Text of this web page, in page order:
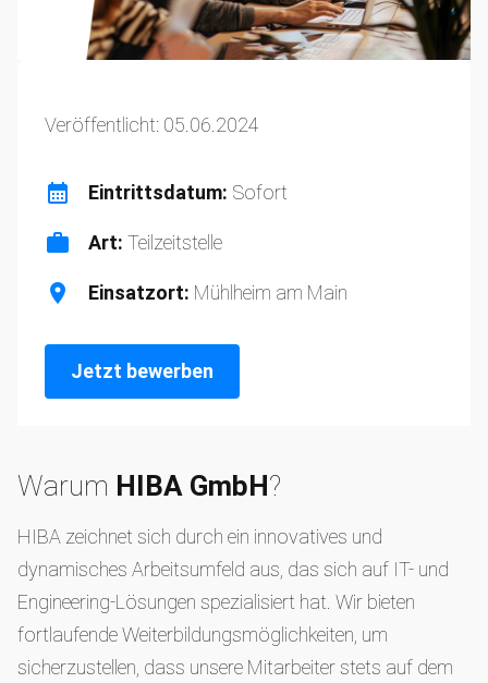
Veröffentlicht: 05.06.2024
Eintrittsdatum: Sofort
Art: Teilzeitstelle
Einsatzort: Mühlheim am Main
Jetzt bewerben
Warum HIBA GmbH?
HIBA zeichnet sich durch ein innovatives und
dynamisches Arbeitsumfeld aus, das sich auf IT- und
Engineering-Lösungen spezialisiert hat. Wir bieten
fortlaufende Weiterbildungsmöglichkeiten, um
sicherzustellen, dass unsere Mitarbeiter stets auf dem